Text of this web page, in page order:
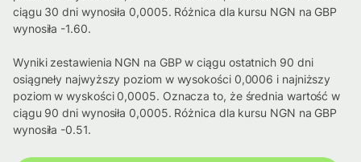
ciągu 30 dni wynosiła 0,0005. Różnica dla kursu NGN na GBP
wynosiła -1.60.
Wyniki zestawienia NGN na GBP w ciągu ostatnich 90 dni
osiągneły najwyższy poziom w wysokości 0,0006 i najniższy
poziom w wyskości 0,0005. Oznacza to, że średnia wartość w
ciągu 90 dni wynosiła 0,0005. Różnica dla kursu NGN na GBP
wynosiła -0.51.